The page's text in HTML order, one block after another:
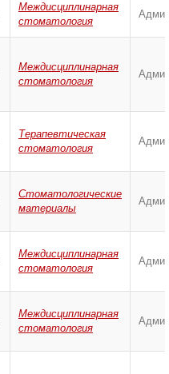
Междисциплинарная
стоматология
Междисциплинарная
стоматология
Терапевтическая
стоматология
Стоматологические
материалы
Междисциплинарная
стоматология
Междисциплинарная
стоматология